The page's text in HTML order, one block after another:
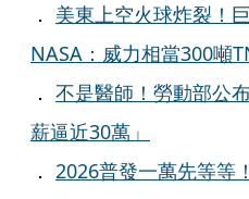
． 美東上空火球炸裂！
NASA：威力相當300噸
． 不是醫師！勞動部公
薪逼近30萬」
． 2026普發一萬先等等